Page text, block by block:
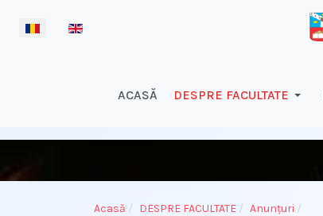
Selectați limba dvs
ACASĂ DESPRE FACULTATE
Acasă DESPRE FACULTATE
Anunțuri